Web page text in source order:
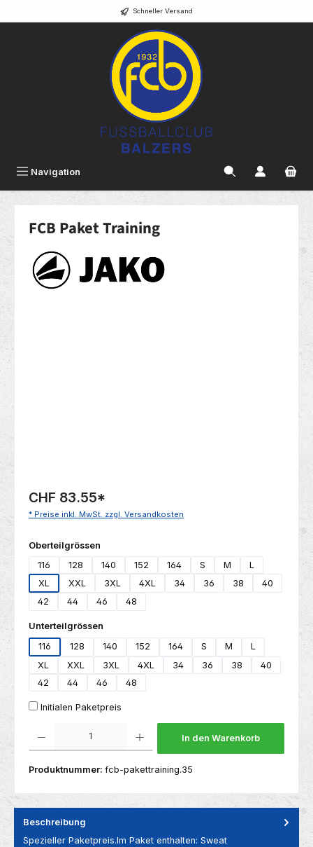
Schneller Versand
Navigation
FCB Paket Training
CHF 83.55*
* Preise inkl. MwSt. zzgl. Versandkosten
Oberteilgrössen
116
128 140 152 164 S M
L
XL
XXL 3XL 4XL 34 36 38
40
42
44 46 48
Unterteilgrössen
116
128 140 152 164 S M
L
XL
XXL 3XL 4XL 34 36 38
40
42
44 46 48
Initialen Paketpreis
In den Warenkorb
Produktnummer: fcb-pakettraining.35
Beschreibung
Spezieller Paketpreis.Im Paket enthalten: Sweat